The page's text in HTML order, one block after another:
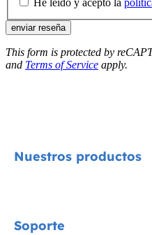
enviar reseña
This form is protected by
and Terms of Service apply.
Nuestros productos
Soporte